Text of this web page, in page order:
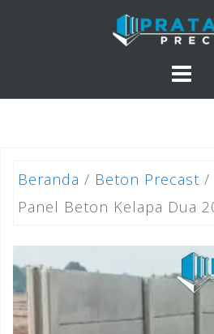
Beranda / Beton Precast /
Panel Beton Kelapa Dua